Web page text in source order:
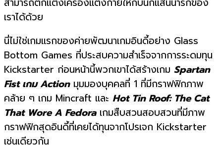
เราได้ด้วย
นี่ไม่ใช่เกมแรกของค่ายพัฒนาเกมอินดี้อย่าง Glass
Bottom Games ที่ประสบความสำเร็จจากการระดมทุน
Kickstarter ก่อนหน้านี้พวกเขาได้สร้างเกม Spartan
Fist เกม Actionมุมมองบุคคลที่ 1 ที่มีกราฟฟิกภาพ
คล้าย ๆ เกม Mincraft และ Hot Tin Roof: The Cat
That Wore A Fedoraเกมสืบสวนสอบสวนที่มีภาพ
กราฟฟิกสุดอินดี้ที่เคยได้ทุนจากโปรเจก Kickstarter
เช่นเดียวกัน